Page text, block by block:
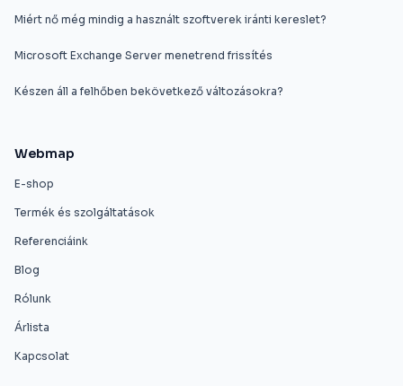
Miért nő még mindig a használt szoftverek iránti kereslet?
Microsoft Exchange Server menetrend frissítés
Készen áll a felhőben bekövetkező változásokra?
Webmap
E-shop
Termék és szolgáltatások
Referenciáink
Blog
Rólunk
Árlista
Kapcsolat